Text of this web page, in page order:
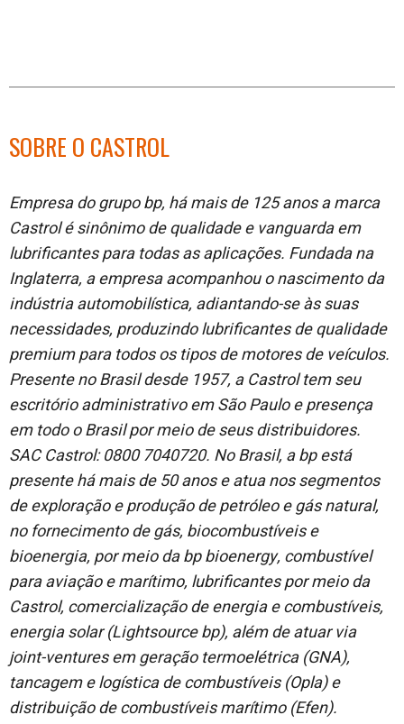
SOBRE O CASTROL
Empresa do grupo bp, há mais de 125 anos a marca
Castrol é sinônimo de qualidade e vanguarda em
lubrificantes para todas as aplicações. Fundada na
Inglaterra, a empresa acompanhou o nascimento da
indústria automobilística, adiantando-se às suas
necessidades, produzindo lubrificantes de qualidade
premium para todos os tipos de motores de veículos.
Presente no Brasil desde 1957, a Castrol tem seu
escritório administrativo em São Paulo e presença
em todo o Brasil por meio de seus distribuidores.
SAC Castrol: 0800 7040720. No Brasil, a bp está
presente há mais de 50 anos e atua nos segmentos
de exploração e produção de petróleo e gás natural,
no fornecimento de gás, biocombustíveis e
bioenergia, por meio da bp bioenergy, combustível
para aviação e marítimo, lubrificantes por meio da
Castrol, comercialização de energia e combustíveis,
energia solar (Lightsource bp), além de atuar via
joint-ventures em geração termoelétrica (GNA),
tancagem e logística de combustíveis (Opla) e
distribuição de combustíveis marítimo (Efen).